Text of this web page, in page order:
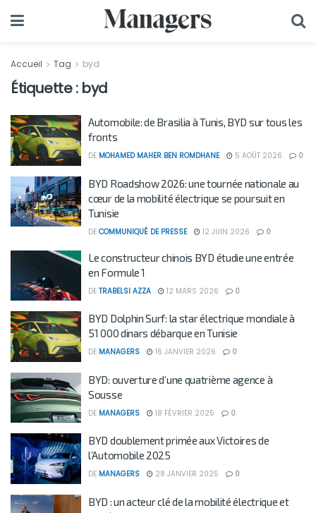
Accueil Tag byd
Étiquette : byd
Automobile: de Brasilia à Tunis, BYD sur tous les
fronts
DE MOHAMED MAHER BEN ROMDHANE 5 AOÛT 2026 0
BYD Roadshow 2026: une tournée nationale au
cœur de la mobilité électrique se poursuit en
Tunisie
DE COMMUNIQUÉ DE PRESSE 12 JUIN 2026 0
Le constructeur chinois BYD étudie une entrée
en Formule 1
DE TRABELSI AZZA 12 MARS 2026 0
BYD Dolphin Surf: la star électrique mondiale à
51 000 dinars débarque en Tunisie
DE MANAGERS 16 JANVIER 2026 0
BYD: ouverture d’une quatrième agence à
Sousse
DE MANAGERS 18 FÉVRIER 2025 0
BYD doublement primée aux Victoires de
l’Automobile 2025
DE MANAGERS 28 JANVIER 2025 0
BYD : un acteur clé de la mobilité électrique et